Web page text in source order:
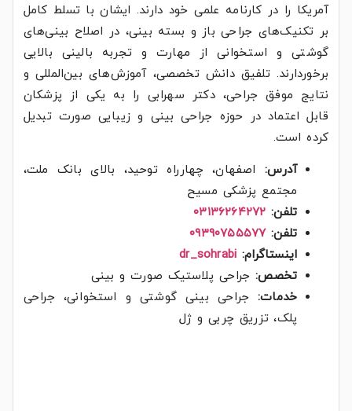
آمریکا را در کارنامه علمی خود دارند. ایشان با تسلط کامل
بر تکنیک‌های جراحی باز و بسته بینی، در اصلاح بینی‌های
گوشتی و استخوانی از مهارت و تجربه بالینی بالایی
برخوردارند. تلفیق دانش تخصصی، آموزش‌های بین‌المللی و
نتایج موفق جراحی، دکتر سهرابی را به یکی از پزشکان
قابل اعتماد در حوزه جراحی بینی و زیبایی صورت تبدیل
کرده است.
آدرس:اصفهان، چهارراه توحید، بالای بانک ملت،
مجتمع پزشکی مسیح
تلفن: ۰۳۱۳۶۲۶۴۲۷۲
تلفن: ۰۹۳۹۰۷۵۵۵۷۷
اینستاگرام: dr_sohrabi
تخصص:جراحی پلاستیک صورت و بینی
خدمات: جراحی بینی گوشتی و استخوانی، جراحی
پلک، تزریق چربی و ژل